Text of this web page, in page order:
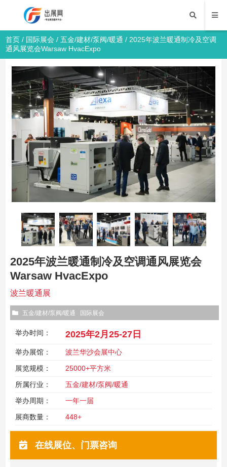
首页 / 国际展会 /五金/建材/泵阀/暖通 / 2025年波兰暖通制冷及空调
通风展览会Warsaw HvacExpo
2025年波兰暖通制冷及空调通风展览会
Warsaw HvacExpo
波兰暖通展
五金/建材/泵阀/暖通 国际展会
举办时间： 2025年2月25-27日
举办展馆：
波兰华沙会展中心
展览规模：
25000+平方米
所属行业：
五金/建材/泵阀/暖通
举办周期：
一年一届
展商数量：
448+
在线展位、门票咨询